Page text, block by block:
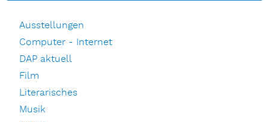
Ausstellungen
Computer - Internet
DAP aktuell
Film
Literarisches
Musik